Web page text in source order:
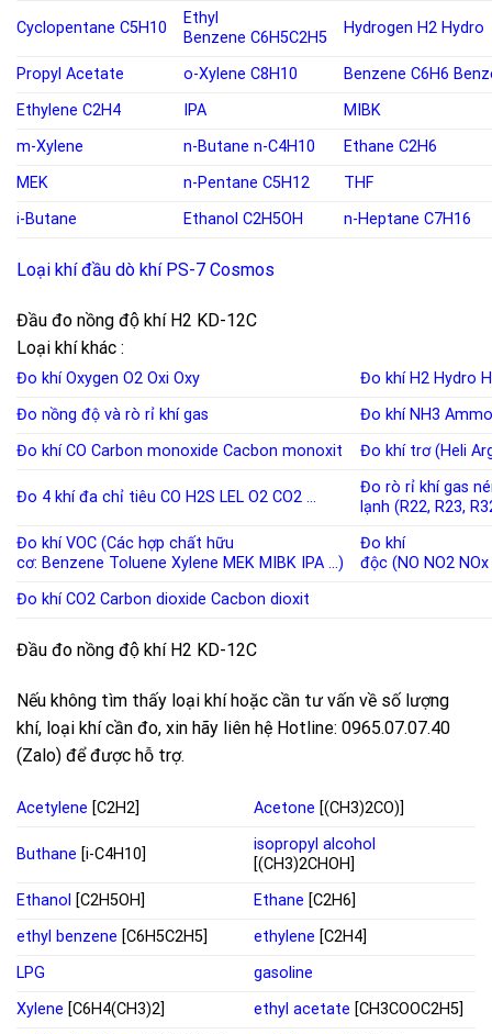
Cyclopentane C5H10
Ethyl
Benzene C6H5C2H5
Hydrogen H2 Hydro
Propyl Acetate o-Xylene C8H10 Benzene C6H6
Ethylene C2H4 IPA
MIBK
m-Xylene
n-Butane n-C4H10
Ethane C2H6
MEK
n-Pentane C5H12
THF
i-Butane
Ethanol C2H5OH n-Heptane C7H16
Loại khí đầu dò khí PS-7 Cosmos
Đầu đo nồng độ khí H2 KD-12C
Loại khí khác :
Đo khí Oxygen O2 Oxi Oxy Đo khí H2 Hydro
Đo nồng độ và rò rỉ khí gas Đo khí NH3
Đo khí CO Carbon monoxide Cacbon monoxit Đo khí trơ (Heli
Đo 4 khí đa chỉ tiêu CO H2S LEL O2 CO2 …
Đo rò rỉ khí gas
lạnh (R22, R23,
Đo khí VOC (Các hợp chất hữu
cơ: Benzene Toluene Xylene MEK MIBK IPA …)
Đo khí
độc (NO NO2 NOx
Đo khí CO2 Carbon dioxide Cacbon dioxit
Đầu đo nồng độ khí H2 KD-12C
Nếu không tìm thấy loại khí hoặc cần tư vấn về số lượng
khí, loại khí cần đo, xin hãy liên hệ Hotline: 0965.07.07.40
(Zalo) để được hỗ trợ.
Acetylene [C2H2] Acetone [(CH3)2CO)]
Buthane [i-C4H10]
isopropyl alcohol
[(CH3)2CHOH]
Ethanol [C2H5OH] Ethane [C2H6]
ethyl benzene [C6H5C2H5] ethylene [C2H4]
LPG
gasoline
Xylene [C6H4(CH3)2] ethyl acetate [CH3COOC2H5]